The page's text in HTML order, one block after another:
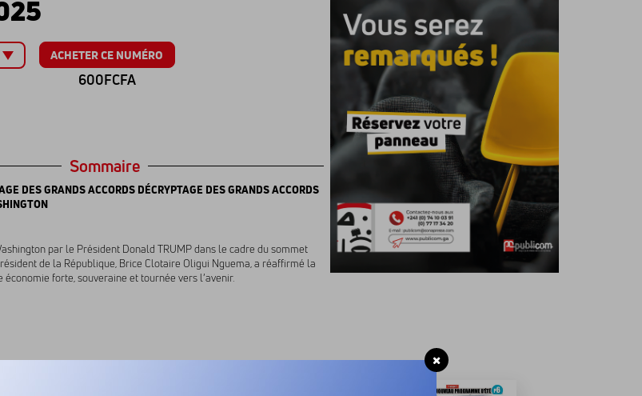
ACHETER CE NUMÉRO
600FCFA
Sommaire
DES GRANDS ACCORDS DÉCRYPTAGE DES GRANDS ACCORDS
par le Président Donald TRUMP dans le cadre du sommet
de la République, Brice Clotaire Oligui Nguema, a réaffirmé la
économie forte, souveraine et tournée vers l’avenir.